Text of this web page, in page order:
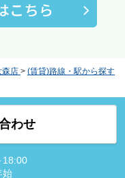
森店 > (賃貸)路線・駅から探す
わせ
18:00
始